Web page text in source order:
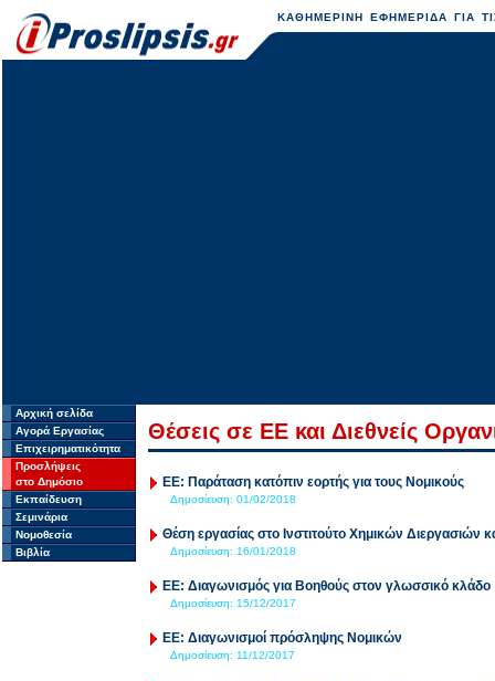
ΚΑΘΗΜΕΡΙΝΗ ΕΦΗΜΕΡΙΔΑ ΓΙΑ
Αρχική σελίδα
Αγορά Εργασίας
Επιχειρηματικότητα
Προσλήψεις
στο Δημόσιο
Εκπαίδευση
Σεμινάρια
Νομοθεσία
Βιβλία
Θέσεις σε ΕΕ και Διεθνείς
ΕΕ: Παράταση κατόπιν εορτής για τους Νομικούς
Δημοσίευση: 01/02/2018
Θέση εργασίας στο Ινστιτούτο Xημικών
Δημοσίευση: 16/01/2018
ΕΕ: Διαγωνισμός για Βοηθούς στον γλωσσικό κλάδο
Δημοσίευση: 15/12/2017
ΕΕ: Διαγωνισμοί πρόσληψης Νομικών
Δημοσίευση: 11/12/2017